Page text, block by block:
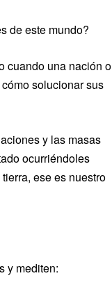
de este mundo?
cuando una nación o
solucionar sus
y las masas
ocurriéndoles
ese es nuestro
y mediten: